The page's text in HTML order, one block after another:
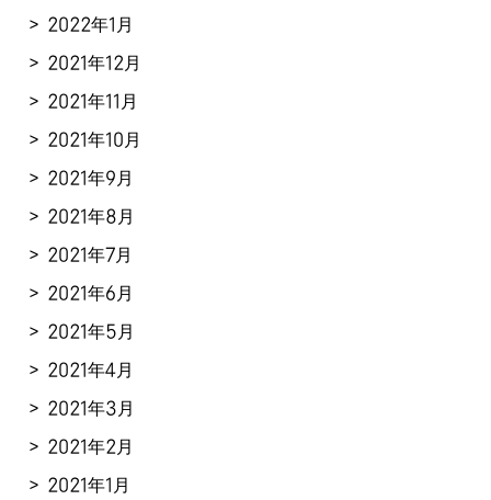
2022年1月
2021年12月
2021年11月
2021年10月
2021年9月
2021年8月
2021年7月
2021年6月
2021年5月
2021年4月
2021年3月
2021年2月
2021年1月